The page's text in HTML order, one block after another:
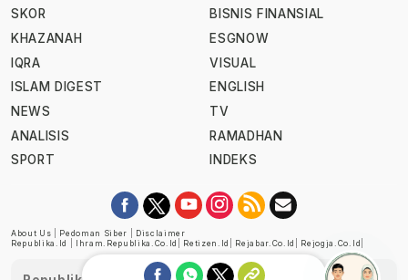
SKOR
KHAZANAH
IQRA
ISLAM DIGEST
NEWS
ANALISIS
SPORT
BISNIS FINANSIAL
ESGNOW
VISUAL
ENGLISH
TV
RAMADHAN
INDEKS
About Us Pedoman Siber
Disclaimer
Republika.id
Ihram.republika.co.id Retizen.id Rejabar.co.id Rejogja.co.id